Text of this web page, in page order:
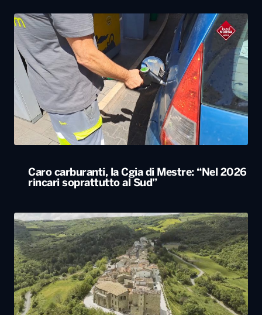
Caro carburanti, la Cgia di Mestre: “Nel 2026
rincari soprattutto al Sud”
Celle di San Vito, la “festa del vicino”
accoglierà 500 persone nel paese più piccolo
della Puglia